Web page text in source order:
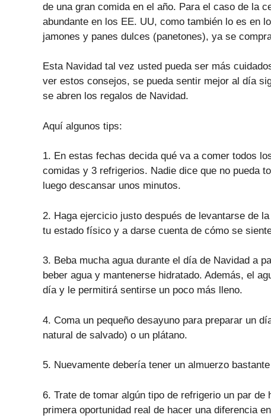
de una gran comida en el año. Para el caso de la
abundante en los EE. UU, como también lo es en
jamones y panes dulces (panetones), ya se
Esta Navidad tal vez usted pueda ser más
ver estos consejos, se pueda sentir mejor al día
se abren los regalos de Navidad.
Aquí algunos tips:
1. En estas fechas decida qué va a comer todos
comidas y 3 refrigerios. Nadie dice que no pueda
luego descansar unos minutos.
2. Haga ejercicio justo después de levantarse de
tu estado físico y a darse cuenta de cómo se
3. Beba mucha agua durante el día de Navidad a
beber agua y mantenerse hidratado. Además, el
día y le permitirá sentirse un poco más lleno.
4. Coma un pequeño desayuno para preparar un
natural de salvado) o un plátano.
5. Nuevamente debería tener un almuerzo
6. Trate de tomar algún tipo de refrigerio un par
primera oportunidad real de hacer una diferencia